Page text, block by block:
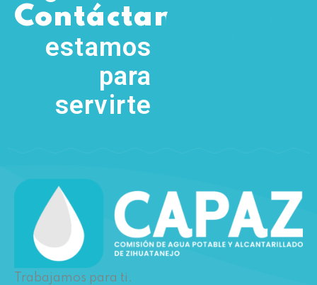
Contáctanos
estamos
para
servirte
Trabajamos para ti.